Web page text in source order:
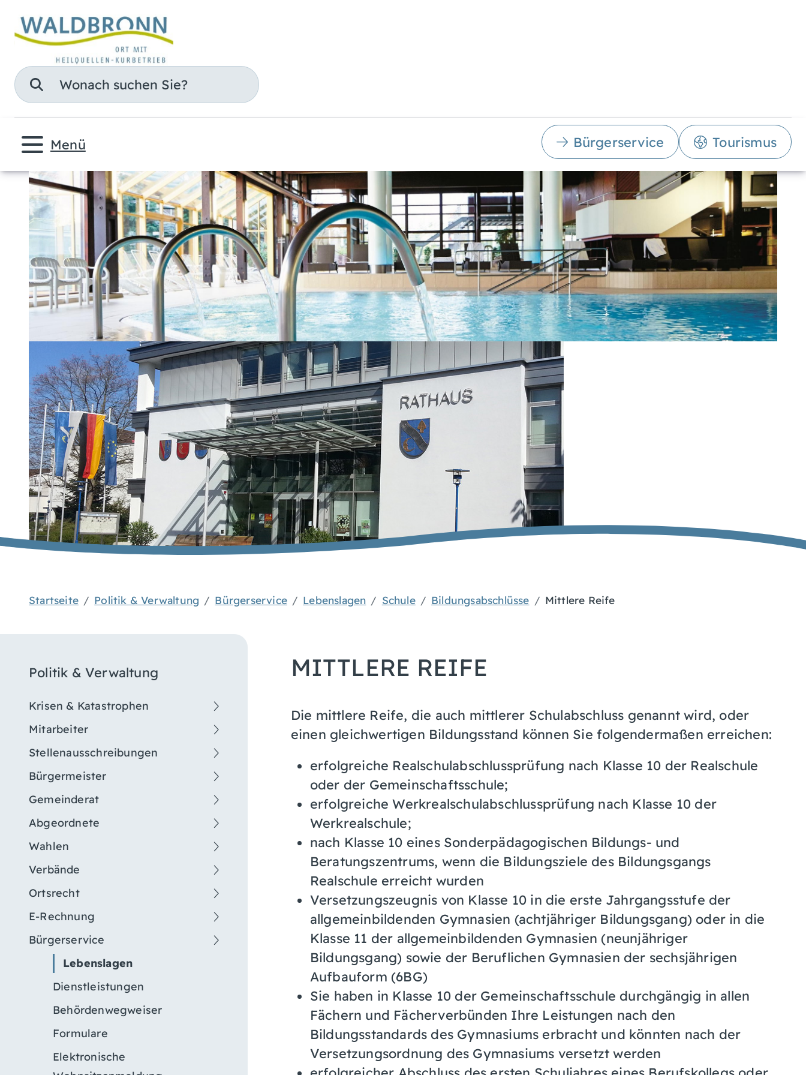
Suche
Menü Bürgerservice Tourismus
Startseite Politik & Verwaltung Bürgerservice Lebenslagen Schule Bildungsabschlüsse Mittlere Reife
Politik & Verwaltung
Krisen & Katastrophen
Mitarbeiter
Stellenausschreibungen
Bürgermeister
Gemeinderat
Abgeordnete
Wahlen
Verbände
Ortsrecht
E-Rechnung
Bürgerservice
Lebenslagen
Dienstleistungen
Behördenwegweiser
Formulare
Elektronische
MITTLERE REIFE
Die mittlere Reife, die auch mittlerer Schulabschluss genannt wird, oder
einen gleichwertigen Bildungsstand können Sie folgendermaßen erreichen:
erfolgreiche Realschulabschlussprüfung nach Klasse 10 der Realschule
oder der Gemeinschaftsschule;
erfolgreiche Werkrealschulabschlussprüfung nach Klasse 10 der
Werkrealschule;
nach Klasse 10 eines Sonderpädagogischen Bildungs- und
Beratungszentrums, wenn die Bildungsziele des Bildungsgangs
Realschule erreicht wurden
Versetzungszeugnis von Klasse 10 in die erste Jahrgangsstufe der
allgemeinbildenden Gymnasien (achtjähriger Bildungsgang) oder in die
Klasse 11 der allgemeinbildenden Gymnasien (neunjähriger
Bildungsgang) sowie der Beruflichen Gymnasien der sechsjährigen
Aufbauform (6BG)
Sie haben in Klasse 10 der Gemeinschaftsschule durchgängig in allen
Fächern und Fächerverbünden Ihre Leistungen nach den
Bildungsstandards des Gymnasiums erbracht und könnten nach der
Versetzungsordnung des Gymnasiums versetzt werden